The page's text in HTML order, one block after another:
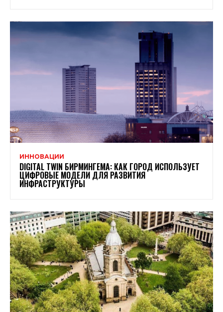
ИННОВАЦИИ
DIGITAL TWIN БИРМИНГЕМА: КАК ГОРОД ИСПОЛЬЗУЕТ
ЦИФРОВЫЕ МОДЕЛИ ДЛЯ РАЗВИТИЯ
ИНФРАСТРУКТУРЫ